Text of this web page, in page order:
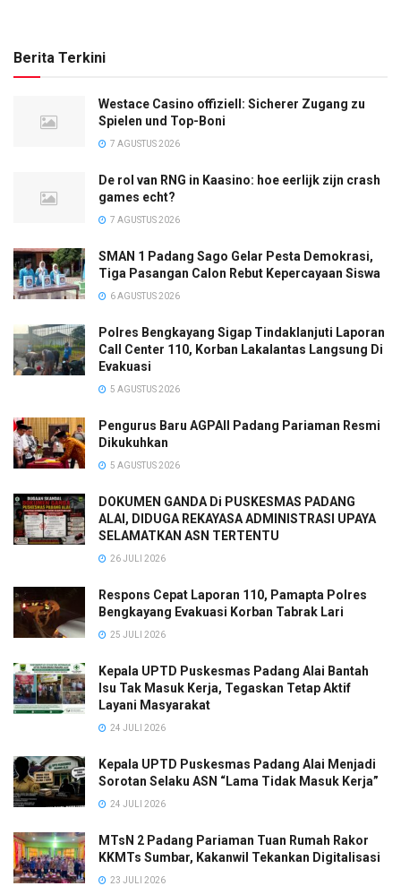
Berita Terkini
Westace Casino offiziell: Sicherer Zugang zu
Spielen und Top-Boni
7 AGUSTUS 2026
De rol van RNG in Kaasino: hoe eerlijk zijn crash
games echt?
7 AGUSTUS 2026
SMAN 1 Padang Sago Gelar Pesta Demokrasi,
Tiga Pasangan Calon Rebut Kepercayaan Siswa
6 AGUSTUS 2026
Polres Bengkayang Sigap Tindaklanjuti Laporan
Call Center 110, Korban Lakalantas Langsung Di
Evakuasi
5 AGUSTUS 2026
Pengurus Baru AGPAII Padang Pariaman Resmi
Dikukuhkan
5 AGUSTUS 2026
DOKUMEN GANDA Di PUSKESMAS PADANG
ALAI, DIDUGA REKAYASA ADMINISTRASI UPAYA
SELAMATKAN ASN TERTENTU
26 JULI 2026
Respons Cepat Laporan 110, Pamapta Polres
Bengkayang Evakuasi Korban Tabrak Lari
25 JULI 2026
Kepala UPTD Puskesmas Padang Alai Bantah
Isu Tak Masuk Kerja, Tegaskan Tetap Aktif
Layani Masyarakat
24 JULI 2026
Kepala UPTD Puskesmas Padang Alai Menjadi
Sorotan Selaku ASN “Lama Tidak Masuk Kerja”
24 JULI 2026
MTsN 2 Padang Pariaman Tuan Rumah Rakor
KKMTs Sumbar, Kakanwil Tekankan Digitalisasi
23 JULI 2026